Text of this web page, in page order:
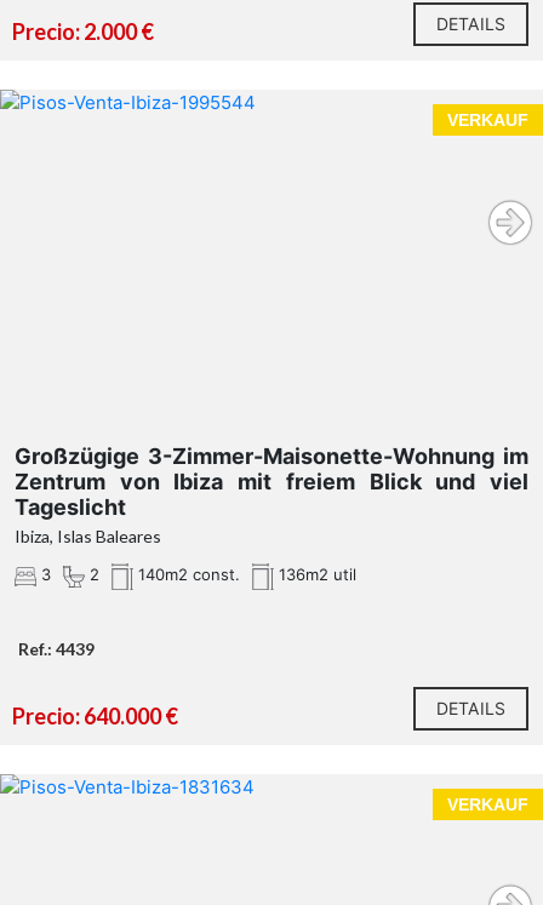
Precio: 2.000 € DETAILS
VERKAUF
Großzügige 3-Zimmer-Maisonette-Wohnung im
Zentrum von Ibiza mit freiem Blick und viel
Tageslicht
Ibiza, Islas Baleares
3 2 140m2 const. 136m2 util
Ref.: 4439
Precio: 640.000 € DETAILS
VERKAUF